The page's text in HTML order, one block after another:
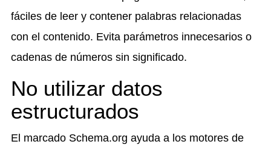
fáciles de leer y contener palabras relacionadas
con el contenido. Evita parámetros innecesarios o
cadenas de números sin significado.
No utilizar datos
estructurados
El marcado Schema.org ayuda a los motores de